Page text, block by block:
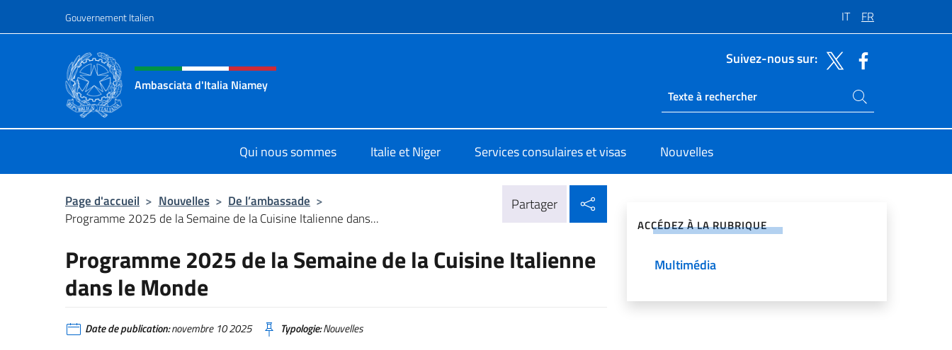
Gouvernement Italien IT FR
Site Web, social et en-tête de menu
Ambasciata d'Italia Niamey
Suivez-nous sur:
Ricerca sito live
Rechercher dans le site
Qui nous sommes Italie et Niger Services consulaires et visas Nouvelles
Page d'accueil > Nouvelles > De l’ambassade >
Programme 2025 de la Semaine de la Cuisine Italienne dans...
Partager
Programme 2025 de la Semaine de la Cuisine Italienne
dans le Monde
Date de publication:novembre 10 2025 Typologie:Nouvelles
ACCÉDEZ À LA RUBRIQUE
Multimédia